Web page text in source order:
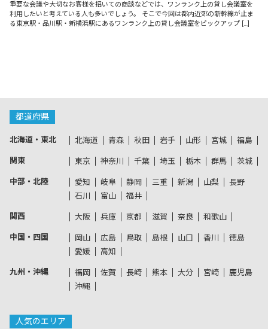
重要な会議や大切なお客様を招いての商談などでは、ワンランク上の貸し会議室を
利用したいと考えている人も多いでしょう。 そこで今回は都内近郊の新幹線が止ま
る東京駅・品川駅・新横浜駅にあるワンランク上の貸し会議室をピックアップ […]
都道府県
北海道・東北 北海道 青森 秋田 岩手 山形 宮城 福島
関東 東京 神奈川 千葉 埼玉 栃木 群馬 茨城
中部・北陸 愛知 岐阜 静岡 三重 新潟 山梨
長野
石川
富山 福井
関西 大阪 兵庫 京都 滋賀 奈良 和歌山
中国・四国 岡山 広島 鳥取 島根 山口 香川
徳島
愛媛
高知
九州・沖縄 福岡 佐賀 長崎 熊本 大分 宮崎
鹿児島
沖縄
人気のエリア